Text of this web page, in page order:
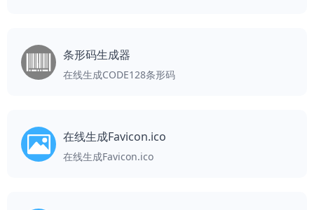
条形码生成器
在线生成CODE128条形码
在线生成Favicon.ico
在线生成Favicon.ico